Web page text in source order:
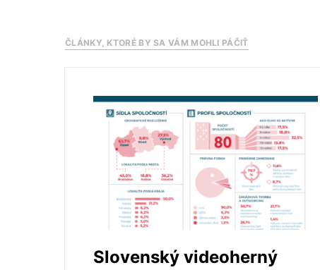
ČLÁNKY, KTORÉ BY SA VÁM MOHLI PÁČIŤ
Slovenský videoherný